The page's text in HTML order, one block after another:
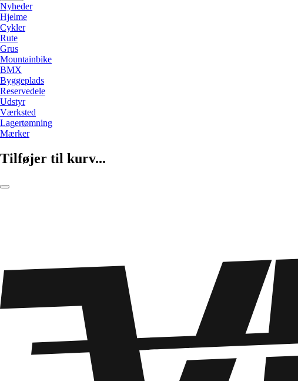
Nyheder
Hjelme
Cykler
Rute
Grus
Mountainbike
BMX
Byggeplads
Reservedele
Udstyr
Værksted
Lagertømning
Mærker
Tilføjer til kurv...